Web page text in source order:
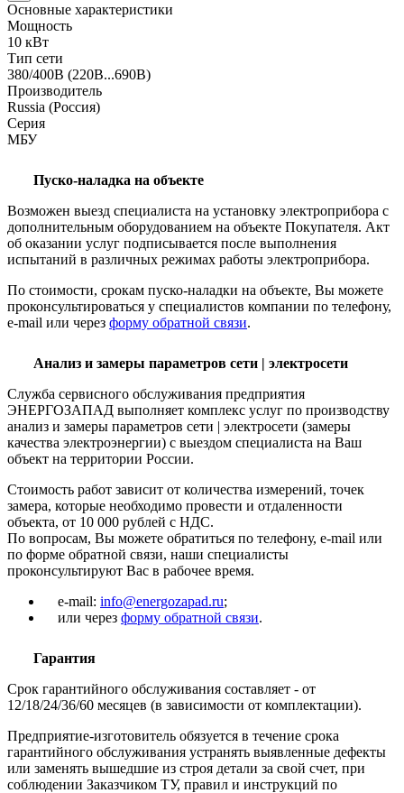
Основные характеристики
Мощность
10 кВт
Тип сети
380/400В (220В...690В)
Производитель
Russia (Россия)
Серия
МБУ
Пуско-наладка на объекте
Возможен выезд специалиста на установку электроприбора с
дополнительным оборудованием на объекте Покупателя. Акт
об оказании услуг подписывается после выполнения
испытаний в различных режимах работы электроприбора.
По стоимости, срокам пуско-наладки на объекте, Вы можете
проконсультироваться у специалистов компании по телефону,
e-mail или через форму обратной связи.
Анализ и замеры параметров сети | электросети
Служба сервисного обслуживания предприятия
ЭНЕРГОЗАПАД выполняет комплекс услуг по производству
анализ и замеры параметров сети | электросети (замеры
качества электроэнергии) с выездом специалиста на Ваш
объект на территории России.
Стоимость работ зависит от количества измерений, точек
замера, которые необходимо провести и отдаленности
объекта, от 10 000 рублей с НДС.
По вопросам, Вы можете обратиться по телефону, e-mail или
по форме обратной связи, наши специалисты
проконсультируют Вас в рабочее время.
e-mail: info@energozapad.ru;
или через форму обратной связи.
Гарантия
Срок гарантийного обслуживания составляет - от
12/18/24/36/60 месяцев (в зависимости от комплектации).
Предприятие-изготовитель обязуется в течение срока
гарантийного обслуживания устранять выявленные дефекты
или заменять вышедшие из строя детали за свой счет, при
соблюдении Заказчиком ТУ, правил и инструкций по